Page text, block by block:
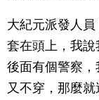
大紀元派發人
套在頭上，我
後面有個警察
又不穿，那麼就